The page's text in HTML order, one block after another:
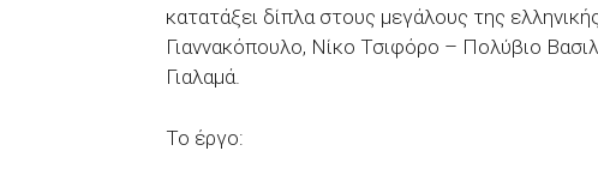
κατατάξει δίπλα στους μεγάλους της
Γιαννακόπουλο, Νίκο Τσιφόρο – Πολύβιο
Γιαλαμά.
Το έργο: